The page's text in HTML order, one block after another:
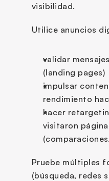
visibilidad.
Utilice anuncios
validar
(landing pages)
impulsar
rendimiento
hacer
visitaron
Pruebe múltiples
(búsqueda, redes